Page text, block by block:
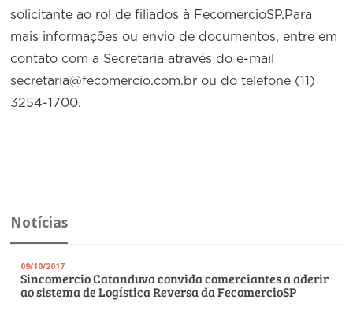
solicitante ao rol de filiados à FecomercioSP.Para
mais informações ou envio de documentos, entre em
contato com a Secretaria através do e-mail
secretaria@fecomercio.com.br ou do telefone (11)
3254-1700.
Notícias
09/10/2017
Sincomercio Catanduva convida comerciantes a aderir
ao sistema de Logística Reversa da FecomercioSP